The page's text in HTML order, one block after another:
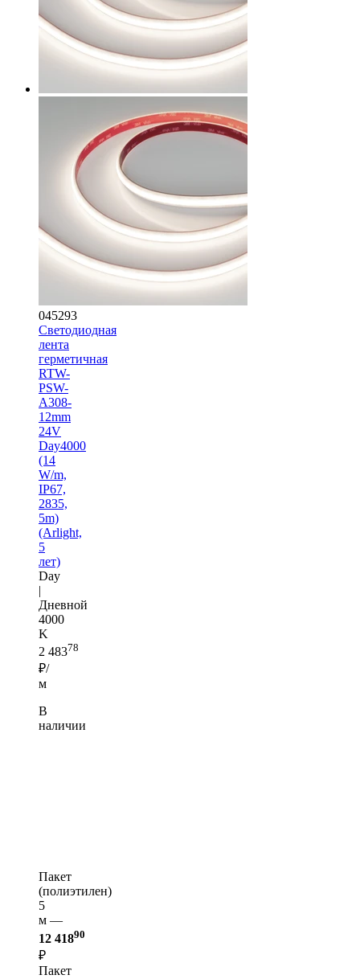
045293
Светодиодная
лента
герметичная
RTW-
PSW-
A308-
12mm
24V
Day4000
(14
W/m,
IP67,
2835,
5m)
(Arlight,
5
лет)
Day
|
Дневной
4000
K
2 48378
₽/
м
В
наличии
Пакет
(полиэтилен)
5
м —
12 41890
₽
Пакет